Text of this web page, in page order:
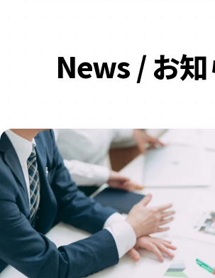
News / お知